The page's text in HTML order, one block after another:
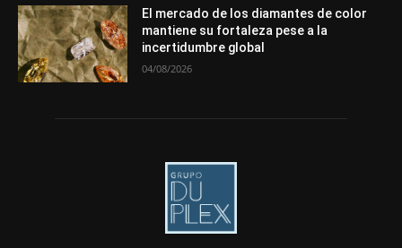
El mercado de los diamantes de color
mantiene su fortaleza pese a la
incertidumbre global
04/08/2026